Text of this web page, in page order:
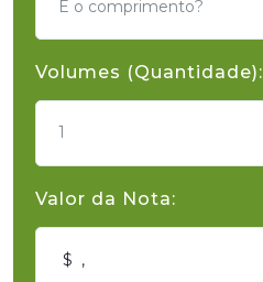
Volumes (Quantidade):
1
Valor da Nota: